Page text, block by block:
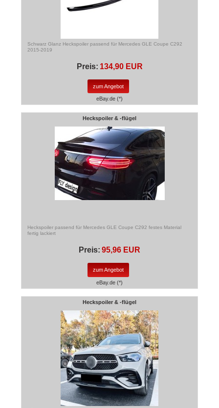
Schwarz Glanz Heckspoiler passend für Mercedes GLE Coupe C292
2015-2019
Preis: 134,90 EUR
zum Angebot
eBay.de (*)
Heckspoiler & -flügel
Heckspoiler passend für Mercedes GLE Coupe C292 festes Material
fertig lackiert
Preis: 95,96 EUR
zum Angebot
eBay.de (*)
Heckspoiler & -flügel